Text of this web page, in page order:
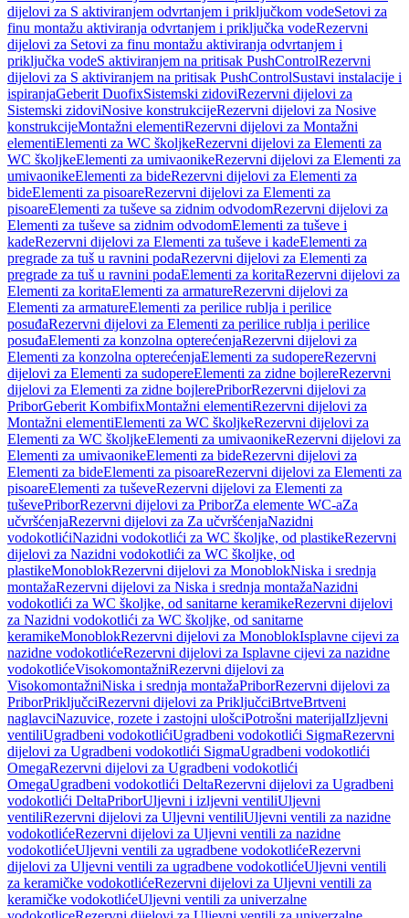
dijelovi za S aktiviranjem odvrtanjem i priključkom vodeSetovi za
finu montažu aktiviranja odvrtanjem i priključka vodeRezervni
dijelovi za Setovi za finu montažu aktiviranja odvrtanjem i
priključka vodeS aktiviranjem na pritisak PushControlRezervni
dijelovi za S aktiviranjem na pritisak PushControlSustavi instalacije i
ispiranjaGeberit DuofixSistemski zidoviRezervni dijelovi za
Sistemski zidoviNosive konstrukcijeRezervni dijelovi za Nosive
konstrukcijeMontažni elementiRezervni dijelovi za Montažni
elementiElementi za WC školjkeRezervni dijelovi za Elementi za
WC školjkeElementi za umivaonikeRezervni dijelovi za Elementi za
umivaonikeElementi za bideRezervni dijelovi za Elementi za
bideElementi za pisoareRezervni dijelovi za Elementi za
pisoareElementi za tuševe sa zidnim odvodomRezervni dijelovi za
Elementi za tuševe sa zidnim odvodomElementi za tuševe i
kadeRezervni dijelovi za Elementi za tuševe i kadeElementi za
pregrade za tuš u ravnini podaRezervni dijelovi za Elementi za
pregrade za tuš u ravnini podaElementi za koritaRezervni dijelovi za
Elementi za koritaElementi za armatureRezervni dijelovi za
Elementi za armatureElementi za perilice rublja i perilice
posuđaRezervni dijelovi za Elementi za perilice rublja i perilice
posuđaElementi za konzolna opterećenjaRezervni dijelovi za
Elementi za konzolna opterećenjaElementi za sudopereRezervni
dijelovi za Elementi za sudopereElementi za zidne bojlereRezervni
dijelovi za Elementi za zidne bojlerePriborRezervni dijelovi za
PriborGeberit KombifixMontažni elementiRezervni dijelovi za
Montažni elementiElementi za WC školjkeRezervni dijelovi za
Elementi za WC školjkeElementi za umivaonikeRezervni dijelovi za
Elementi za umivaonikeElementi za bideRezervni dijelovi za
Elementi za bideElementi za pisoareRezervni dijelovi za Elementi za
pisoareElementi za tuševeRezervni dijelovi za Elementi za
tuševePriborRezervni dijelovi za PriborZa elemente WC-aZa
učvršćenjaRezervni dijelovi za Za učvršćenjaNazidni
vodokotlićiNazidni vodokotlići za WC školjke, od plastikeRezervni
dijelovi za Nazidni vodokotlići za WC školjke, od
plastikeMonoblokRezervni dijelovi za MonoblokNiska i srednja
montažaRezervni dijelovi za Niska i srednja montažaNazidni
vodokotlići za WC školjke, od sanitarne keramikeRezervni dijelovi
za Nazidni vodokotlići za WC školjke, od sanitarne
keramikeMonoblokRezervni dijelovi za MonoblokIsplavne cijevi za
nazidne vodokotlićeRezervni dijelovi za Isplavne cijevi za nazidne
vodokotlićeVisokomontažniRezervni dijelovi za
VisokomontažniNiska i srednja montažaPriborRezervni dijelovi za
PriborPriključciRezervni dijelovi za PriključciBrtveBrtveni
naglavciNazuvice, rozete i zastojni ulošciPotrošni materijalIzljevni
ventiliUgradbeni vodokotlićiUgradbeni vodokotlići SigmaRezervni
dijelovi za Ugradbeni vodokotlići SigmaUgradbeni vodokotlići
OmegaRezervni dijelovi za Ugradbeni vodokotlići
OmegaUgradbeni vodokotlići DeltaRezervni dijelovi za Ugradbeni
vodokotlići DeltaPriborUljevni i izljevni ventiliUljevni
ventiliRezervni dijelovi za Uljevni ventiliUljevni ventili za nazidne
vodokotlićeRezervni dijelovi za Uljevni ventili za nazidne
vodokotlićeUljevni ventili za ugradbene vodokotlićeRezervni
dijelovi za Uljevni ventili za ugradbene vodokotlićeUljevni ventili
za keramičke vodokotlićeRezervni dijelovi za Uljevni ventili za
keramičke vodokotlićeUljevni ventili za univerzalne